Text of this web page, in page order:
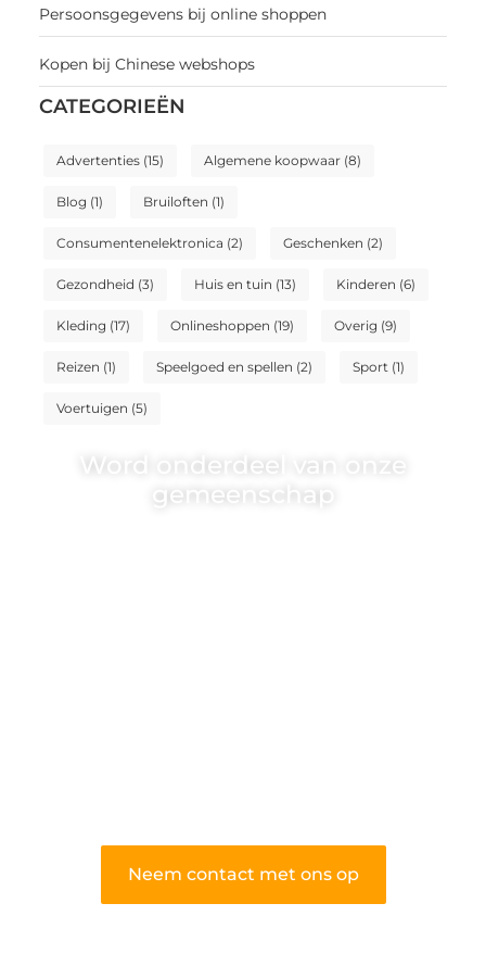
Persoonsgegevens bij online shoppen
Kopen bij Chinese webshops
CATEGORIEËN
Advertenties(15) Algemene koopwaar(8)
Blog (1) Bruiloften (1)
Consumentenelektronica (2) Geschenken (2)
Gezondheid (3) Huis en tuin (13) Kinderen (6)
Kleding (17) Onlineshoppen (19) Overig (9)
Reizen (1) Speelgoed en spellen (2) Sport(1)
Voertuigen (5)
Word onderdeel van onze
gemeenschap
Neem contact met ons op